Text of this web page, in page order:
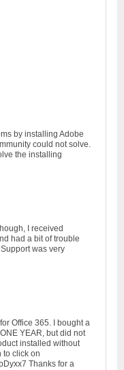
by installing Adobe
could not solve.
the installing
I received
had a bit of trouble
was very
Office 365. I bought a
YEAR, but did not
installed without
to click on
Thanks for a